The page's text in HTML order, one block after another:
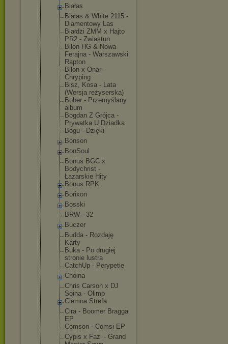
Białas
Białas & White 2115 -
Diamentowy Las
Białdżi ZMM x Hajto
PR2 - Zwiastun
Bilon HG & Nowa
Ferajna - Warszawski
Rapton
Bilon x Onar -
Chryping
Bisz, Kosa - Lata
(Wersja reżyserska)
Bober - Przemyślany
album
Bogdan Z Grójca -
Prywatka U Dziadka
Bogu - Dzięki
Bonson
BonSoul
Bonus BGC x
Bodychrist -
Łazarskie Hity
Bonus RPK
Borixon
Bosski
BRW - 32
Buczer
Budda - Rozdaję
Karty
Buka - Po drugiej
stronie lustra
CatchUp - Perypetie
Choina
Chris Carson x DJ
Soina - Olimp
Ciemna Strefa
Cira - Boomer Bragga
EP
Comson - Comsi EP
Cypis x Fazi - Grand